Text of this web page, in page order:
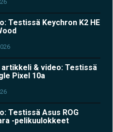
Testissä Keychron K2 HE
artikkeli & video: Testissä
Pixel 10a
Testissä Asus ROG
-pelikuulokkeet